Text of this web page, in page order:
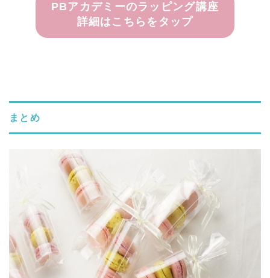
PBアカデミーのラッピング講座
詳細はこちらをタップ
まとめ